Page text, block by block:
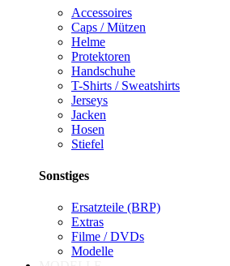
Accessoires
Caps / Mützen
Helme
Protektoren
Handschuhe
T-Shirts / Sweatshirts
Jerseys
Jacken
Hosen
Stiefel
Sonstiges
Ersatzteile (BRP)
Extras
Filme / DVDs
Modelle